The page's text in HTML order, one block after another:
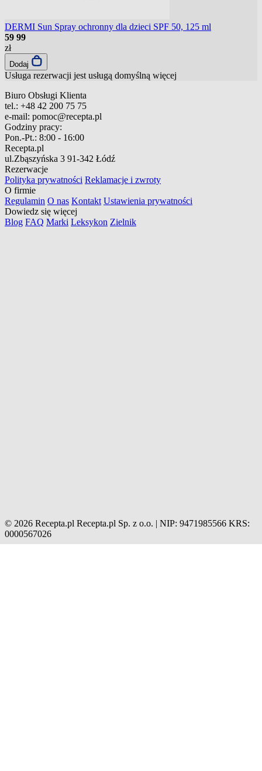
DERMI Sun Spray ochronny dla dzieci SPF 50, 125 ml
59 99
zł
Dodaj
Usługa rezerwacji jest usługą domyślną więcej
Biuro Obsługi Klienta
tel.: +48 42 200 75 75
e-mail: pomoc@recepta.pl
Godziny pracy:
Pon.-Pt.: 8:00 - 16:00
Recepta.pl
ul.Zbąszyńska 3 91-342 Łódź
Rezerwacje
Polityka prywatności Reklamacje i zwroty
O firmie
Regulamin O nas Kontakt Ustawienia prywatności
Dowiedz się więcej
Blog FAQ Marki Leksykon Zielnik
© 2026 Recepta.pl Recepta.pl Sp. z o.o. | NIP: 9471985566 KRS:
0000567026